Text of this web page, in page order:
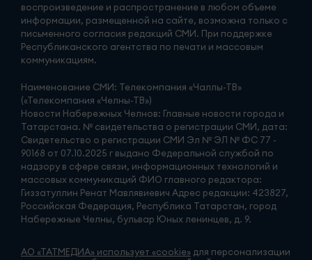
воспроизведение и распространение в любом объеме
информации, размещенной на сайте, возможна только с
письменного согласия редакций СМИ. При поддержке
Республиканского агентства по печати и массовым
коммуникациям.
Наименование СМИ: Телекомпания «Чаллы-ТВ»
(«Телекомпания «Челны-ТВ»)
Новости Набережных Челнов: Главные новости города и
Татарстана. № свидетельства о регистрации СМИ, дата:
Свидетельство о регистрации СМИ Эл № ЭЛ № ФС 77 -
90168 от 07.10.2025 г выдано Федеральной службой по
надзору в сфере связи, информационных технологий и
массовых коммуникаций ФИО главного редактора:
Гиззатуллин Ренат Мавлявиевич Адрес редакции: 423827,
Российская Федерация, Республика Татарстан, город
Набережные Челны, бульвар Юных ленинцев, д. 9.
АО «ТАТМЕДИА» использует «cookie» для персонализации